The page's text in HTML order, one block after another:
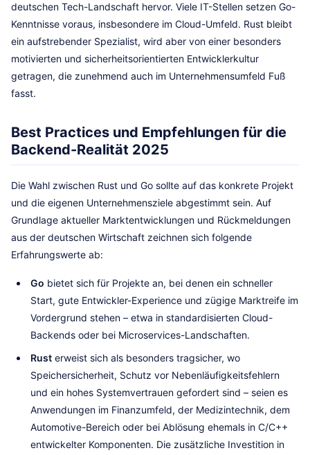
deutschen Tech-Landschaft hervor. Viele IT-Stellen setzen Go-
Kenntnisse voraus, insbesondere im Cloud-Umfeld. Rust bleibt
ein aufstrebender Spezialist, wird aber von einer besonders
motivierten und sicherheitsorientierten Entwicklerkultur
getragen, die zunehmend auch im Unternehmensumfeld Fuß
fasst.
Best Practices und Empfehlungen für die
Backend-Realität 2025
Die Wahl zwischen Rust und Go sollte auf das konkrete Projekt
und die eigenen Unternehmensziele abgestimmt sein. Auf
Grundlage aktueller Marktentwicklungen und Rückmeldungen
aus der deutschen Wirtschaft zeichnen sich folgende
Erfahrungswerte ab:
Go bietet sich für Projekte an, bei denen ein schneller
Start, gute Entwickler-Experience und zügige Marktreife im
Vordergrund stehen – etwa in standardisierten Cloud-
Backends oder bei Microservices-Landschaften.
Rust erweist sich als besonders tragsicher, wo
Speichersicherheit, Schutz vor Nebenläufigkeitsfehlern
und ein hohes Systemvertrauen gefordert sind – seien es
Anwendungen im Finanzumfeld, der Medizintechnik, dem
Automotive-Bereich oder bei Ablösung ehemals in C/C++
entwickelter Komponenten. Die zusätzliche Investition in